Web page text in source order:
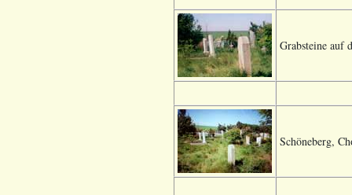
Grabsteine auf
Schöneberg,